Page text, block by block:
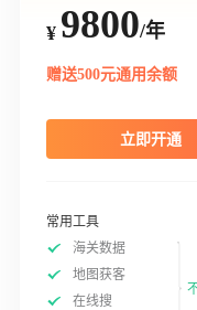
¥ 9800/年
赠送500元通用余额
立即开通
常用工具
海关数据
地图获客
在线搜